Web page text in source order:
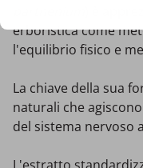
erboristica come
l'equilibrio fisico e
La chiave della sua
naturali che
del sistema nervoso